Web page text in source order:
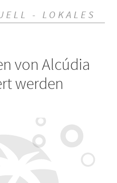
- LOKALES
von Alcúdia
werden